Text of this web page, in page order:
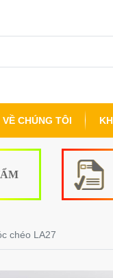
VỀ CHÚNG TÔI
chéo LA27